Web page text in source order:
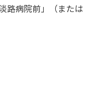
路病院前」（または